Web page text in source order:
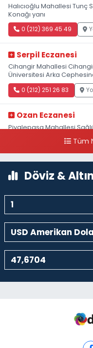
Halıcıoğlu Mahallesi Tunç
Konağı yanı
0 (212) 369 45 49
Serpil Eczanesi
Cihangir Mahallesi
Üniversitesi Arka
0 (212) 251 26 83
Ozan Eczanesi
Piyalepaşa Mahallesi
Tüm
Döviz &